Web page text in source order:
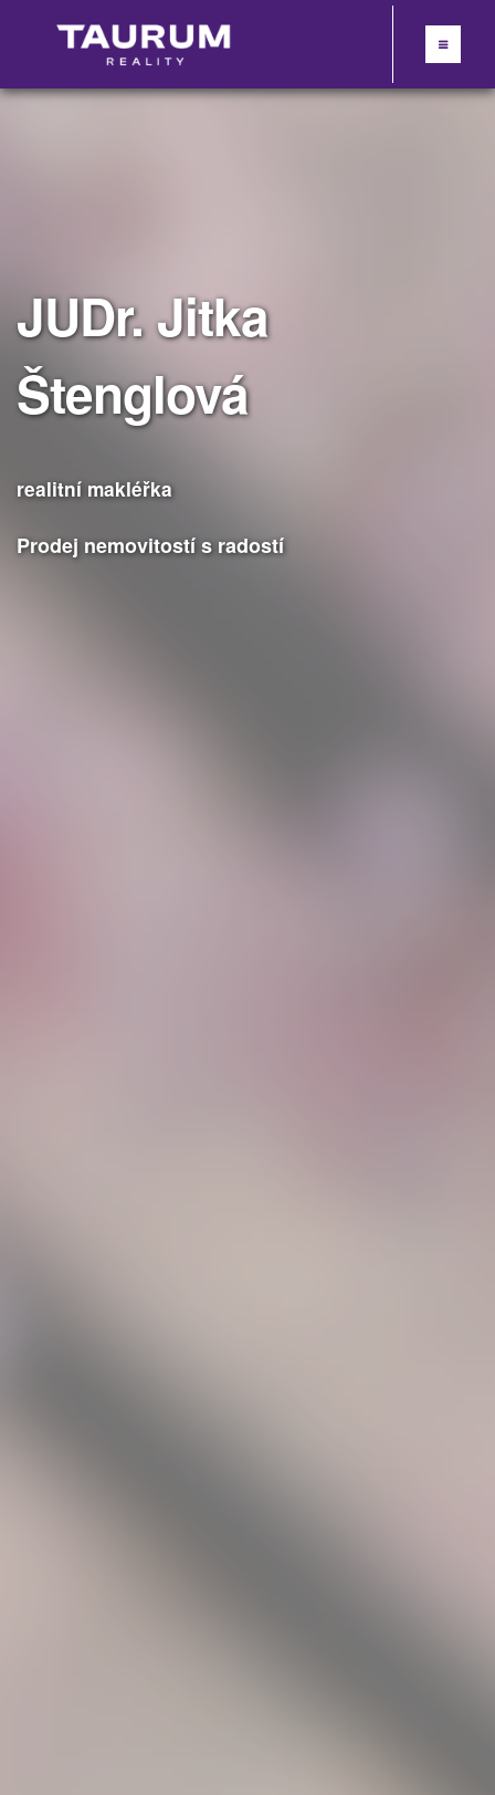
JUDr. Jitka
Štenglová
realitní makléřka
Prodej nemovitostí s radostí